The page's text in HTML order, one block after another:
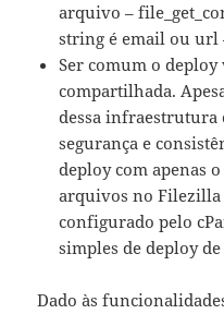
arquivo –
string é email ou url
Ser comum o deploy
compartilhada.
dessa infraestrutura
segurança e
deploy com apenas
arquivos no
configurado pelo
simples de deploy
Dado às